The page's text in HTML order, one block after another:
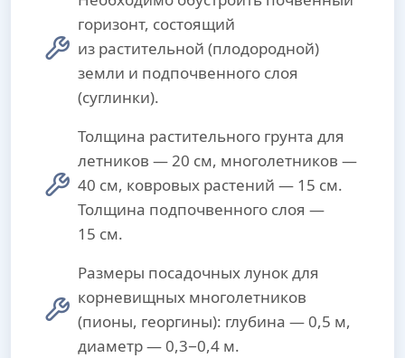
горизонт, состоящий
из растительной (плодородной)
земли и подпочвенного слоя
(суглинки).
Толщина растительного грунта для
летников — 20 см, многолетников —
40 см, ковровых растений — 15 см.
Толщина подпочвенного слоя —
15 см.
Размеры посадочных лунок для
корневищных многолетников
(пионы, георгины): глубина — 0,5 м,
диаметр — 0,3−0,4 м.